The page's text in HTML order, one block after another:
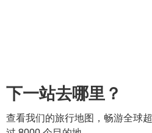
下一站去哪里？
查看我们的旅行地图，畅游全球超